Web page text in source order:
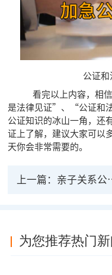
公证
看完以上内容，相
是法律见证”、“公证和
公证知识的冰山一角，还
证上了解，建议大家可以
天你会非常需要的。
上一篇： 亲子关系公证有法律效力吗？亲子关系证明
为您推荐热门新